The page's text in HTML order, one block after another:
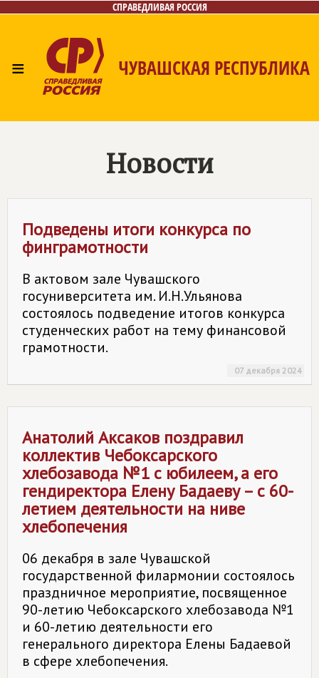
СПРАВЕДЛИВАЯ РОССИЯ
≡ ЧУВАШСКАЯ РЕСПУБЛИКА
Новости
Подведены итоги конкурса по
финграмотности
В актовом зале Чувашского
госуниверситета им. И.Н.Ульянова
состоялось подведение итогов конкурса
студенческих работ на тему финансовой
грамотности.
07 декабря 2024
Анатолий Аксаков поздравил
коллектив Чебоксарского
хлебозавода №1 с юбилеем, а его
гендиректора Елену Бадаеву – с 60-
летием деятельности на ниве
хлебопечения
06 декабря в зале Чувашской
государственной филармонии состоялось
праздничное мероприятие, посвященное
90-летию Чебоксарского хлебозавода №1
и 60-летию деятельности его
генерального директора Елены Бадаевой
в сфере хлебопечения.